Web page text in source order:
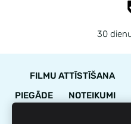
30
FILMU ATTĪSTĪŠANA
PIEGĀDE
NOTEIKUMI